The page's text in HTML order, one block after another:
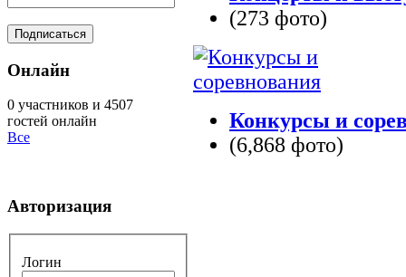
(273 фото)
Конкурсы и
(6,868 фото)
Онлайн
0 участников и 4507
гостей онлайн
Все
Авторизация
Логин